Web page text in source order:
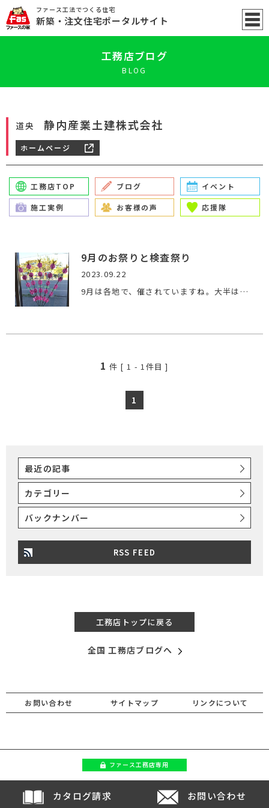
ファース工法でつくる住宅
新築 ・注文住宅ポータルサイト
工務店ブログ
BLOG
道央 静内産業土建株式会社
ホームページ
工務店TOP ブログ イベント
施工実例 お客様の声 応援隊
9月のお祭りと検査祭り
2023.09.22
9月は各地で、催されていますね。大半は、神社の【例大祭】です…
1 件 [1 -1件目 ]
1
最近の記事
カテゴリー
バックナンバー
RSS FEED
工務店トップに戻る
全国 工務店ブログへ
お問い合わせ サイトマップ リンクについて
ファース工務店専用
カタログ請求 お問い合わせ